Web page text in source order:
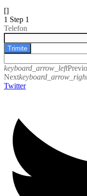
[]
1 Step 1
Telefon
Trimite
keyboard_arrow_left
Next
Twitter